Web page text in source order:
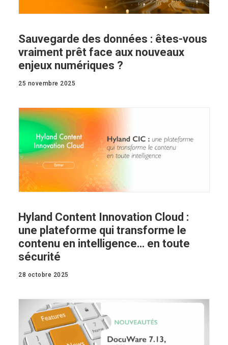
Sauvegarde des données : êtes-vous
vraiment prêt face aux nouveaux
enjeux numériques ?
25 novembre 2025
Hyland Content Innovation Cloud :
une plateforme qui transforme le
contenu en intelligence… en toute
sécurité
28 octobre 2025